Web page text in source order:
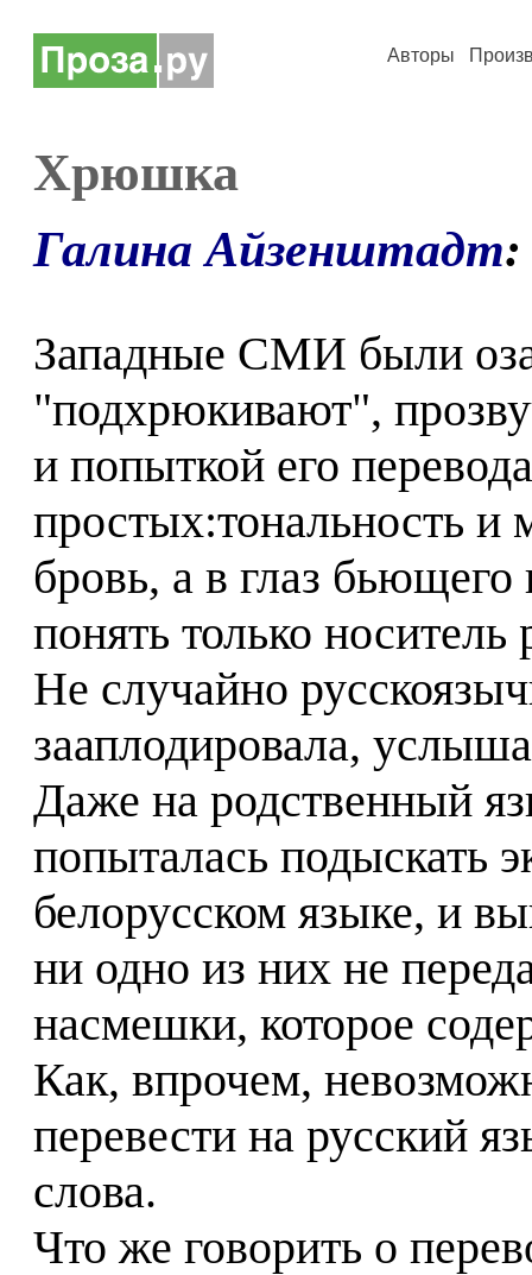
Авторы
Хрюшка
Галина Айзенштадт:
Западные СМИ были
"подхрюкивают",
и попыткой его
простых:тональность и
бровь, а в глаз
понять только носитель
Не случайно
зааплодировала,
Даже на родственный
попыталась подыскать
белорусском языке, и
ни одно из них не
насмешки, которое
Как, впрочем,
перевести на русский
слова.
Что же говорить о